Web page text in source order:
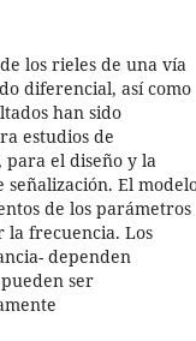
los rieles de una vía
diferencial, así como
han sido
estudios de
el diseño y la
El
de los parámetros
la frecuencia. Los
dependen
ser